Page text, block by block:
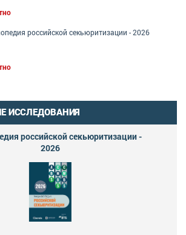
российской секьюритизации - 2026
ИССЛЕДОВАНИЯ
российской секьюритизации -
2026